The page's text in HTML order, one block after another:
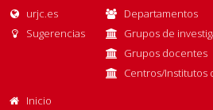
urjc.es
Sugerencias
Departamentos
Grupos de
Grupos docentes
Centros/Institutos
Inicio